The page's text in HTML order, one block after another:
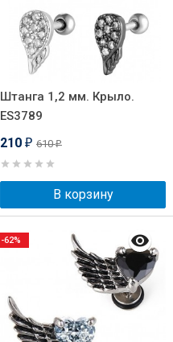
Штанга 1,2 мм. Крыло.
ES3789
210 ₽ 610₽
В корзину
-62%